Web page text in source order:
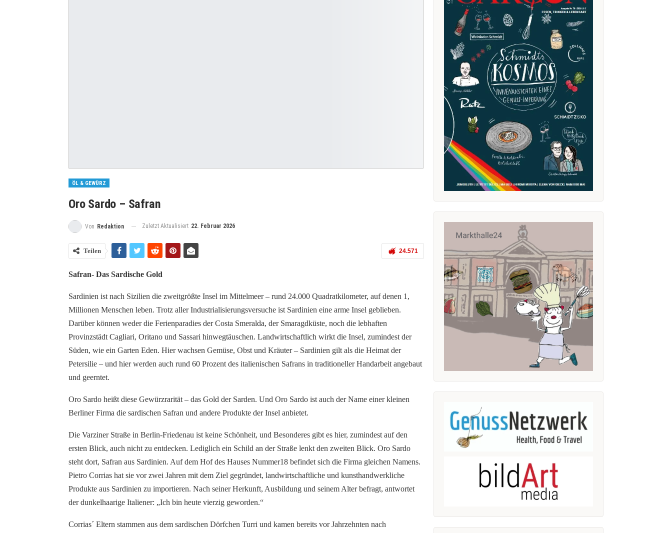
ÖL & GEWÜRZ
Oro Sardo – Safran
Von Redaktion Zuletzt Aktualisiert 22. Februar 2026
24.571
Teilen
Safran- Das Sardische Gold
Sardinien ist nach Sizilien die zweitgrößte Insel im Mittelmeer – rund 24.000 Quadratkilometer, auf denen 1,
Millionen Menschen leben. Trotz aller Industrialisierungsversuche ist Sardinien eine arme Insel geblieben.
Darüber können weder die Ferienparadies der Costa Smeralda, der Smaragdküste, noch die lebhaften
Provinzstädt Cagliari, Oritano und Sassari hinwegtäuschen. Landwirtschaftlich wirkt die Insel, zumindest der
Süden, wie ein Garten Eden. Hier wachsen Gemüse, Obst und Kräuter – Sardinien gilt als die Heimat der
Petersilie – und hier werden auch rund 60 Prozent des italienischen Safrans in traditioneller Handarbeit angebaut
und geerntet.
Oro Sardo heißt diese Gewürzrarität – das Gold der Sarden. Und Oro Sardo ist auch der Name einer kleinen
Berliner Firma die sardischen Safran und andere Produkte der Insel anbietet.
Die Varziner Straße in Berlin-Friedenau ist keine Schönheit, und Besonderes gibt es hier, zumindest auf den
ersten Blick, auch nicht zu entdecken. Lediglich ein Schild an der Straße lenkt den zweiten Blick. Oro Sardo
steht dort, Safran aus Sardinien. Auf dem Hof des Hauses Nummer18 befindet sich die Firma gleichen Namens.
Pietro Corrias hat sie vor zwei Jahren mit dem Ziel gegründet, landwirtschaftliche und kunsthandwerkliche
Produkte aus Sardinien zu importieren. Nach seiner Herkunft, Ausbildung und seinem Alter befragt, antwortet
der dunkelhaarige Italiener: „Ich bin heute vierzig geworden.“
Corrias´ Eltern stammen aus dem sardischen Dörfchen Turri und kamen bereits vor Jahrzehnten nach